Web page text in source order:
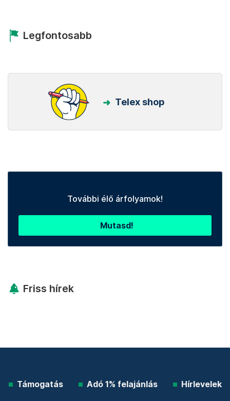
Legfontosabb
Telex shop
További élő árfolyamok!
Mutasd!
Friss hírek
Támogatás Adó 1% felajánlás Hírlevelek